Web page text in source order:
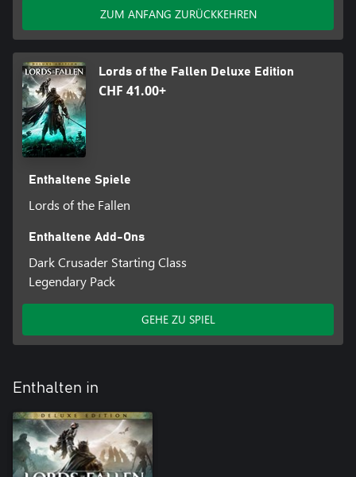
ZUM ANFANG ZURÜCKKEHREN
Lords of the Fallen Deluxe Edition
CHF 41.00+
Enthaltene Spiele
Lords of the Fallen
Enthaltene Add-Ons
Dark Crusader Starting Class
Legendary Pack
GEHE ZU SPIEL
Enthalten in